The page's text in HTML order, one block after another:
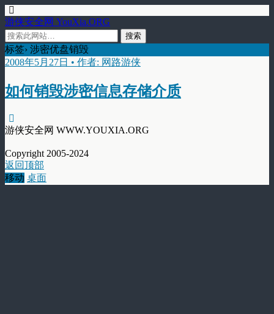
游侠安全网 YouXia.ORG
标签› 涉密优盘销毁
2008年5月27日 • 作者: 网路游侠
如何销毁涉密信息存储介质
游侠安全网 WWW.YOUXIA.ORG
Copyright 2005-2024
返回顶部
移动 桌面